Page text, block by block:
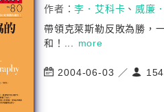
作者：李．艾科卡 、 威廉
帶領克萊斯勒反敗為勝，
和！... more
2004-06-03 ／